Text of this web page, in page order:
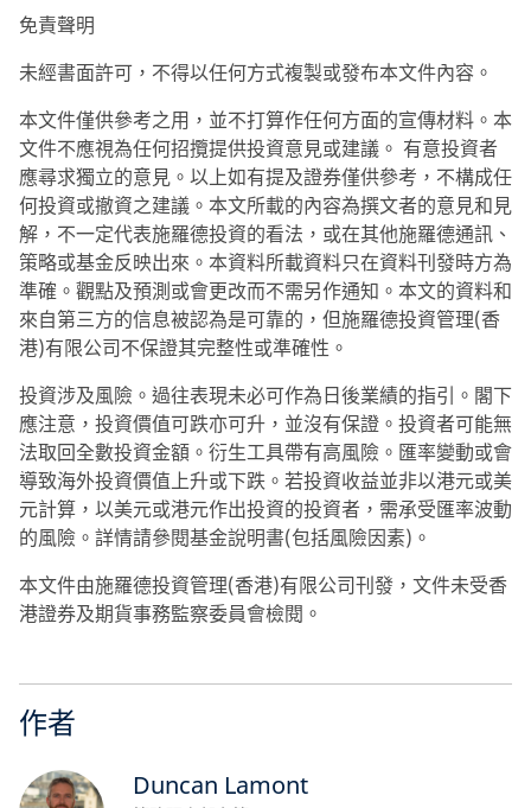
免責聲明
未經書面許可，不得以任何方式複製或發布本文件內容。
本文件僅供參考之用，並不打算作任何方面的宣傳材料。本
文件不應視為任何招攬提供投資意見或建議。 有意投資者
應尋求獨立的意見。以上如有提及證券僅供參考，不構成任
何投資或撤資之建議。本文所載的內容為撰文者的意見和見
解，不一定代表施羅德投資的看法，或在其他施羅德通訊、
策略或基金反映出來。本資料所載資料只在資料刊發時方為
準確。觀點及預測或會更改而不需另作通知。本文的資料和
來自第三方的信息被認為是可靠的，但施羅德投資管理(香
港)有限公司不保證其完整性或準確性。
投資涉及風險。過往表現未必可作為日後業績的指引。閣下
應注意，投資價值可跌亦可升，並沒有保證。投資者可能無
法取回全數投資金額。衍生工具帶有高風險。匯率變動或會
導致海外投資價值上升或下跌。若投資收益並非以港元或美
元計算，以美元或港元作出投資的投資者，需承受匯率波動
的風險。詳情請參閱基金說明書(包括風險因素)。
本文件由施羅德投資管理(香港)有限公司刊發，文件未受香
港證券及期貨事務監察委員會檢閱。
作者
Duncan Lamont